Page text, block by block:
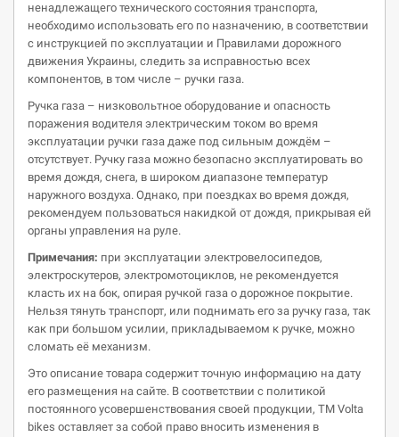
ненадлежащего технического состояния транспорта,
необходимо использовать его по назначению, в соответствии
с инструкцией по эксплуатации и Правилами дорожного
движения Украины, следить за исправностью всех
компонентов, в том числе – ручки газа.
Ручка газа – низковольтное оборудование и опасность
поражения водителя электрическим током во время
эксплуатации ручки газа даже под сильным дождём –
отсутствует. Ручку газа можно безопасно эксплуатировать во
время дождя, снега, в широком диапазоне температур
наружного воздуха. Однако, при поездках во время дождя,
рекомендуем пользоваться накидкой от дождя, прикрывая ей
органы управления на руле.
Примечания: при эксплуатации электровелосипедов,
электроскутеров, электромотоциклов, не рекомендуется
класть их на бок, опирая ручкой газа о дорожное покрытие.
Нельзя тянуть транспорт, или поднимать его за ручку газа, так
как при большом усилии, прикладываемом к ручке, можно
сломать её механизм.
Это описание товара содержит точную информацию на дату
его размещения на сайте. В соответствии с политикой
постоянного усовершенствования своей продукции, ТМ Volta
bikes оставляет за собой право вносить изменения в